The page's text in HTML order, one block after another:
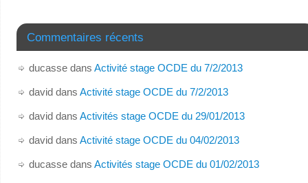
Commentaires récents
ducassedans Activité stage OCDE du 7/2/2013
daviddans Activité stage OCDE du 7/2/2013
daviddans Activités stage OCDE du 29/01/2013
daviddans Activité stage OCDE du 04/02/2013
ducassedans Activités stage OCDE du 01/02/2013